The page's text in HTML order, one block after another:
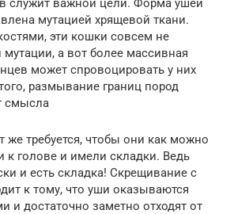
служит важной цели. Форма ушей
мутацией хрящевой ткани.
эти кошки совсем не
мутации, а вот более массивная
может спровоцировать у них
размывание границ пород
смысла
требуется, чтобы они как можно
к голове и имели складки. Ведь
и есть складка! Скрещивание с
к тому, что уши оказываются
достаточно заметно отходят от